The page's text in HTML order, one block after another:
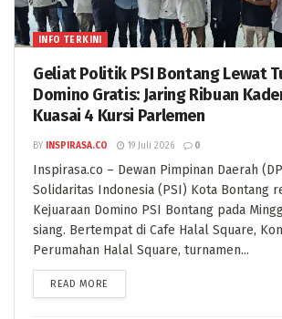
INFO TERKINI
Geliat Politik PSI Bontang Lewat
Domino Gratis: Jaring Ribuan
Kuasai 4 Kursi Parlemen
BY INSPIRASA.CO 19 Juli 2026 0
Inspirasa.co – Dewan Pimpinan Daerah
Solidaritas Indonesia (PSI) Kota Bontang
Kejuaraan Domino PSI Bontang pada
siang. Bertempat di Cafe Halal Square,
Perumahan Halal Square, turnamen...
READ MORE